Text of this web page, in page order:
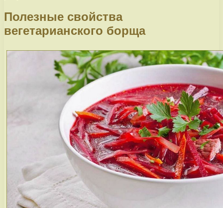
Полезные свойства
вегетарианского борща